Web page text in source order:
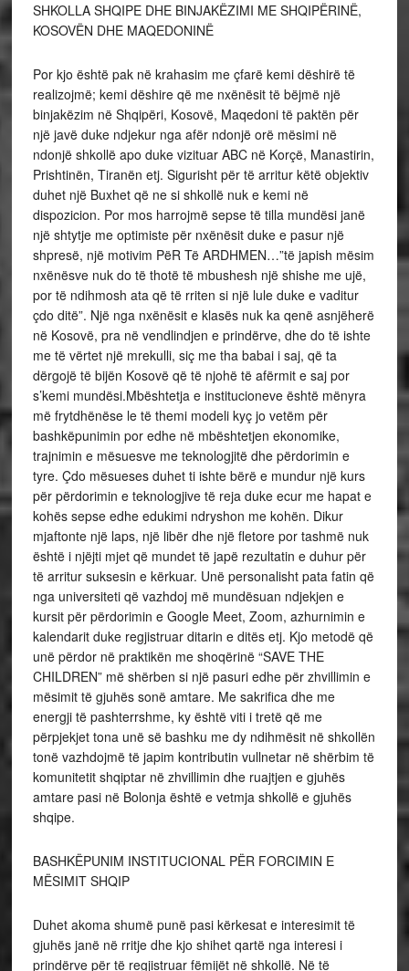
SHKOLLA SHQIPE DHE BINJAKËZIMI ME SHQIPËRINË,
KOSOVËN DHE MAQEDONINË
Por kjo është pak në krahasim me çfarë kemi dëshirë të
realizojmë; kemi dëshire që me nxënësit të bëjmë një
binjakëzim në Shqipëri, Kosovë, Maqedoni të paktën për
një javë duke ndjekur nga afër ndonjë orë mësimi në
ndonjë shkollë apo duke vizituar ABC në Korçë, Manastirin,
Prishtinën, Tiranën etj. Sigurisht për të arritur këtë objektiv
duhet një Buxhet që ne si shkollë nuk e kemi në
dispozicion. Por mos harrojmë sepse të tilla mundësi janë
një shtytje me optimiste për nxënësit duke e pasur një
shpresë, një motivim PëR Të ARDHMEN…”të japish mësim
nxënësve nuk do të thotë të mbushesh një shishe me ujë,
por të ndihmosh ata që të rriten si një lule duke e vaditur
çdo ditë”. Një nga nxënësit e klasës nuk ka qenë asnjëherë
në Kosovë, pra në vendlindjen e prindërve, dhe do të ishte
me të vërtet një mrekulli, siç me tha babai i saj, që ta
dërgojë të bijën Kosovë që të njohë të afërmit e saj por
s’kemi mundësi.Mbështetja e institucioneve është mënyra
më frytdhënëse le të themi modeli kyç jo vetëm për
bashkëpunimin por edhe në mbështetjen ekonomike,
trajnimin e mësuesve me teknologjitë dhe përdorimin e
tyre. Çdo mësueses duhet ti ishte bërë e mundur një kurs
për përdorimin e teknologjive të reja duke ecur me hapat e
kohës sepse edhe edukimi ndryshon me kohën. Dikur
mjaftonte një laps, një libër dhe një fletore por tashmë nuk
është i njëjti mjet që mundet të japë rezultatin e duhur për
të arritur suksesin e kërkuar. Unë personalisht pata fatin që
nga universiteti që vazhdoj më mundësuan ndjekjen e
kursit për përdorimin e Google Meet, Zoom, azhurnimin e
kalendarit duke regjistruar ditarin e ditës etj. Kjo metodë që
unë përdor në praktikën me shoqërinë “SAVE THE
CHILDREN” më shërben si një pasuri edhe për zhvillimin e
mësimit të gjuhës sonë amtare. Me sakrifica dhe me
energji të pashterrshme, ky është viti i tretë që me
përpjekjet tona unë së bashku me dy ndihmësit në shkollën
tonë vazhdojmë të japim kontributin vullnetar në shërbim të
komunitetit shqiptar në zhvillimin dhe ruajtjen e gjuhës
amtare pasi në Bolonja është e vetmja shkollë e gjuhës
shqipe.
BASHKËPUNIM INSTITUCIONAL PËR FORCIMIN E
MËSIMIT SHQIP
Duhet akoma shumë punë pasi kërkesat e interesimit të
gjuhës janë në rritje dhe kjo shihet qartë nga interesi i
prindërve për të regjistruar fëmijët në shkollë. Në të